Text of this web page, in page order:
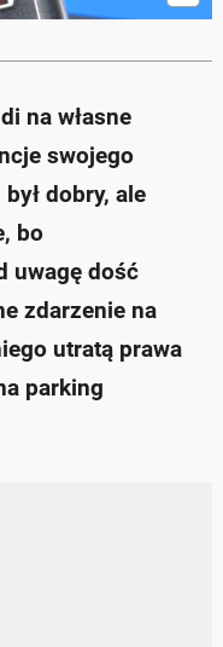
na własne
swojego
dobry, ale
bo
uwagę dość
zdarzenie na
utratą prawa
parking